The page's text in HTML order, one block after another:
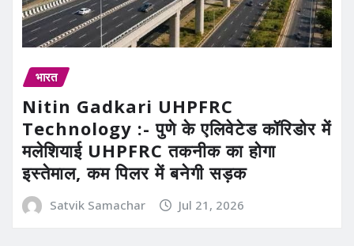
भारत
Nitin Gadkari UHPFRC
Technology :- पुणे के एलिवेटेड कॉरिडोर में
मलेशियाई UHPFRC तकनीक का होगा
इस्तेमाल, कम पिलर में बनेगी सड़क
Satvik Samachar Jul 21, 2026